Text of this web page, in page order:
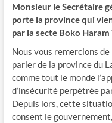
Monsieur le Secrétaire
porte la province qui
par la secte Boko Haram
Nous vous remercions de
parler de la province du
comme tout le monde
d’insécurité perpétrée
Depuis lors, cette
consent le